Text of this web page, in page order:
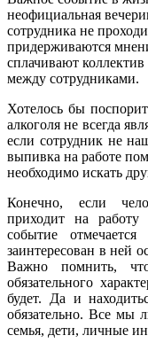
неофициальная
сотрудника не
придерживаются
сплачивают
между сотрудниками.
Хотелось бы
алкоголя не всегда
если сотрудник не
выпивка на работе
необходимо искать
Конечно, если
приходит на
событие
заинтересован в ней
Важно помнить,
обязательного
будет. Да и
обязательно. Все мы
семья, дети, личные